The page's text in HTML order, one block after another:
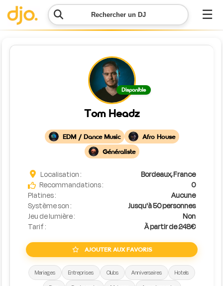
Rechercher un DJ ☰
Menu
demande
de prix
Disponible
Tom Headz
EDM / Dance Music
Afro House
Généraliste
Localisation :
Bordeaux, France
Recommandations :
0
Platines :
Aucune
Système son :
Jusqu'à 50 personnes
Jeu de lumière :
Non
Tarif :
À partir de 248€
AJOUTER AUX FAVORIS
Mariages Entreprises Clubs Anniversaires
Hotels